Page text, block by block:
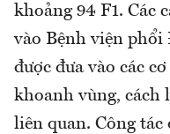
khoảng 94 F1. Các
vào Bệnh viện phổi
được đưa vào các
khoanh vùng, cách
liên quan. Công tác